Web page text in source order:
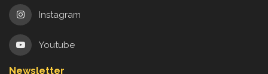
Instagram
Youtube
Newsletter